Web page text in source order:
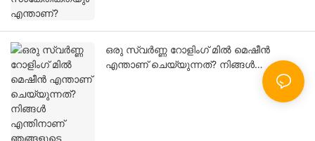
ഒരു സ്വർണ്ണ റോളിംഗ് മിൽ മെഷീൻ
എന്താണ് ചെയ്യുന്നത്? നിങ്ങൾ
എന്തിനാണ് ഞങ്ങളുടെ റോളിംഗ് മിൽ